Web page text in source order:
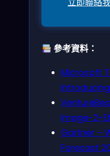
參考資料：
Microsoft
Image-2-
Gartner –
Forecast